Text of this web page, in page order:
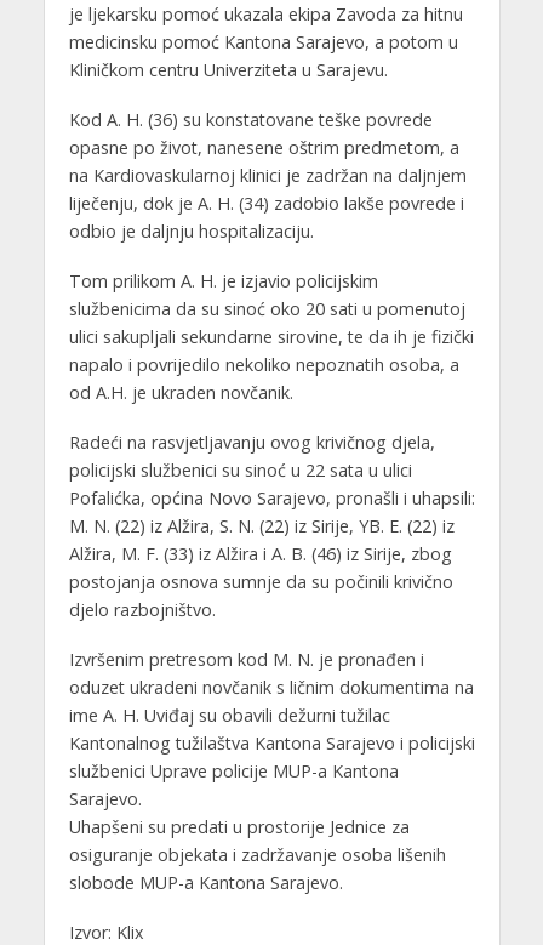
je ljekarsku pomoć ukazala ekipa Zavoda za hitnu
medicinsku pomoć Kantona Sarajevo, a potom u
Kliničkom centru Univerziteta u Sarajevu.
Kod A. H. (36) su konstatovane teške povrede
opasne po život, nanesene oštrim predmetom, a
na Kardiovaskularnoj klinici je zadržan na daljnjem
liječenju, dok je A. H. (34) zadobio lakše povrede i
odbio je daljnju hospitalizaciju.
Tom prilikom A. H. je izjavio policijskim
službenicima da su sinoć oko 20 sati u pomenutoj
ulici sakupljali sekundarne sirovine, te da ih je fizički
napalo i povrijedilo nekoliko nepoznatih osoba, a
od A.H. je ukraden novčanik.
Radeći na rasvjetljavanju ovog krivičnog djela,
policijski službenici su sinoć u 22 sata u ulici
Pofalićka, općina Novo Sarajevo, pronašli i uhapsili:
M. N. (22) iz Alžira, S. N. (22) iz Sirije, YB. E. (22) iz
Alžira, M. F. (33) iz Alžira i A. B. (46) iz Sirije, zbog
postojanja osnova sumnje da su počinili krivično
djelo razbojništvo.
Izvršenim pretresom kod M. N. je pronađen i
oduzet ukradeni novčanik s ličnim dokumentima na
ime A. H. Uviđaj su obavili dežurni tužilac
Kantonalnog tužilaštva Kantona Sarajevo i policijski
službenici Uprave policije MUP-a Kantona
Sarajevo.
Uhapšeni su predati u prostorije Jednice za
osiguranje objekata i zadržavanje osoba lišenih
slobode MUP-a Kantona Sarajevo.
Izvor: Klix